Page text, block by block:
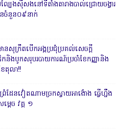
បល្បែងស៊ីសងនៅទីតាំងតារាងបាល់ជ្រោយចង្វារ
ចំនួន០៩នាក់
នសុក្រឹតបើកអង្គប្រជុំប្រគល់សេចក្តី
និងបូកសរុបរបាយការណ៍ប្រចាំខែកញ្ញានិង
តុលា!!
ែនវៀតណាមច្រកស្វាយអាង៉ោង ធ្វើហ្នឹង
េច វគ្គ ១